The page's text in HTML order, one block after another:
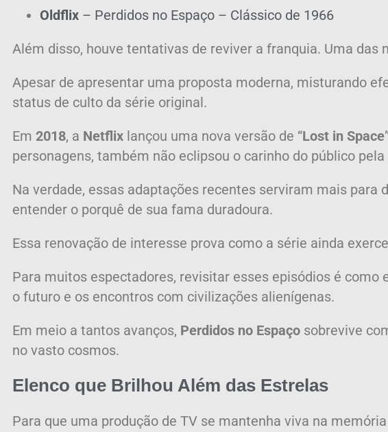
Oldflix – Perdidos no Espaço – Clássico de 1966
Além disso, houve tentativas de reviver a franquia. Uma das
Apesar de apresentar uma proposta moderna, misturando
status de culto da série original.
Em 2018, a Netflix lançou uma nova versão de “Lost in Space
personagens, também não eclipsou o carinho do público pela
Na verdade, essas adaptações recentes serviram mais para
entender o porquê de sua fama duradoura.
Essa renovação de interesse prova como a série ainda
Para muitos espectadores, revisitar esses episódios é
o futuro e os encontros com civilizações alienígenas.
Em meio a tantos avanços, Perdidos no Espaço sobrevive
no vasto cosmos.
Elenco que Brilhou Além das Estrelas
Para que uma produção de TV se mantenha viva na